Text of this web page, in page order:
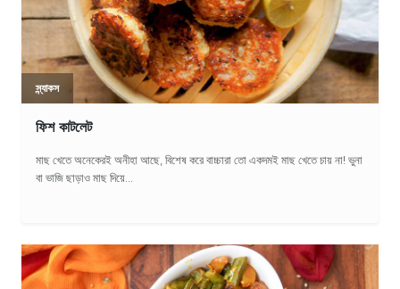
স্ন্যাকস
ফিশ কাটলেট
মাছ খেতে অনেকেরই অনীহা আছে, বিশেষ করে বাচ্চারা তো একদমই মাছ খেতে চায় না! ভুনা
বা ভাজি ছাড়াও মাছ দিয়ে...